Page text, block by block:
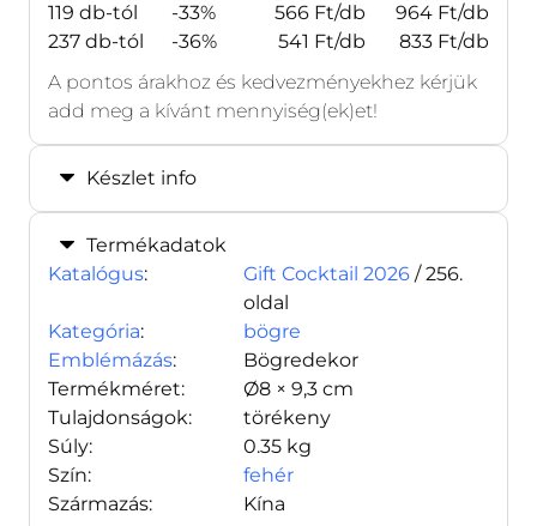
119 db-tól
-33% 566 Ft/db
964 Ft/db
237 db-tól
-36% 541 Ft/db
833 Ft/db
A pontos árakhoz és kedvezményekhez kérjük
add meg a kívánt mennyiség(ek)et!
Készlet info
Termékadatok
Katalógus: Gift Cocktail 2026 / 256.
oldal
Kategória:
bögre
Emblémázás:
Bögredekor
Termékméret:
Ø8 × 9,3 cm
Tulajdonságok:
törékeny
Súly:
0.35 kg
Szín:
fehér
Származás:
Kína